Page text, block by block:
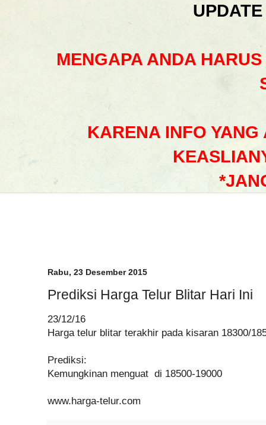
MENGAPA ANDA
KARENA INFO
Rabu, 23 Desember 2015
Prediksi Harga Telur Blitar Hari Ini
23/12/16
Harga telur blitar terakhir pada kisaran 18300/
Prediksi:
Kemungkinan menguat di 18500-19000
www.harga-telur.com